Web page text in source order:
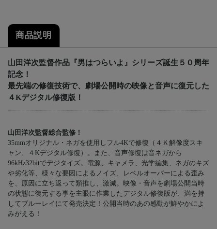
商品説明
山田洋次監督作品『男はつらいよ』シリーズ誕生５０周年
記念！
最先端の修復技術で、劇場公開時の映像と音声に復元した
４Kデジタル修復版！
山田洋次監督総合監修！
35mmオリジナル・ネガを使用しフル4Kで修復（４Ｋ解像度スキ
ャン、４Kデジタル修復）。また、音声修復は音ネガから
96kHz32bitでデジタイズ。電源、キャメラ、光学編集、ネガのキズ
や劣化等、様々な要因によるノイズ、レベルオーバーによる歪み
を、原因に立ち返って類推し、激減。映像・音声を劇場公開当時
の状態に復元する事を主眼に作業したデジタル修復版が、満を持
してブルーレイにて発売決定！公開当時のあの感動が鮮やかによ
みがえる！